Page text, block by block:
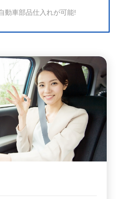
動車部品仕入れが可能!